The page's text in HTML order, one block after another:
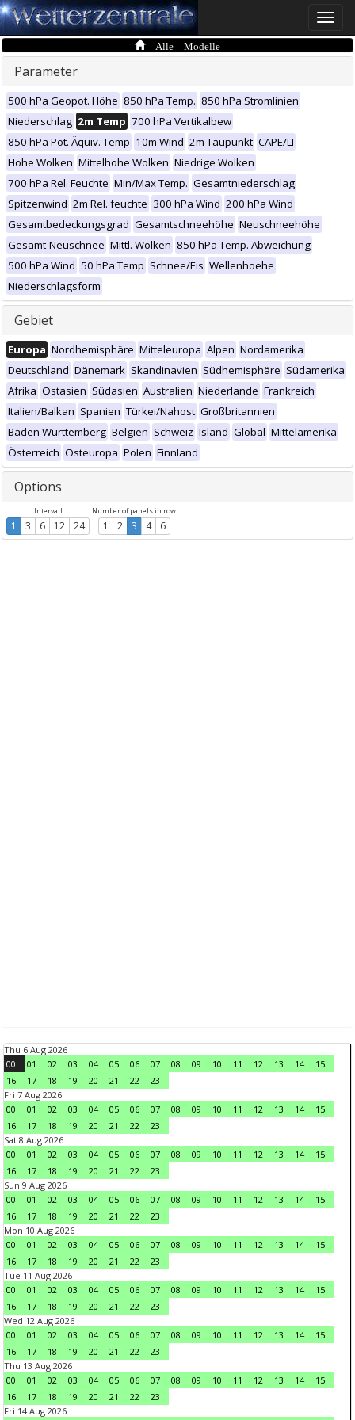
Toggle
Alle Modelle
Parameter
500 hPa Geopot. Höhe 850 hPa Temp. 850 hPa Stromlinien
Niederschlag 2m Temp 700 hPa Vertikalbew
850 hPa Pot. Äquiv. Temp 10m Wind 2m Taupunkt CAPE/LI
Hohe Wolken Mittelhohe Wolken Niedrige Wolken
700 hPa Rel. Feuchte Min/Max Temp. Gesamtniederschlag
Spitzenwind 2m Rel. feuchte 300 hPa Wind 200 hPa Wind
Gesamtbedeckungsgrad Gesamtschneehöhe Neuschneehöhe
Gesamt-Neuschnee Mittl. Wolken 850 hPa Temp. Abweichung
500 hPa Wind 50 hPa Temp Schnee/Eis Wellenhoehe
Niederschlagsform
Gebiet
Europa Nordhemisphäre Mitteleuropa Alpen Nordamerika
Deutschland Dänemark Skandinavien Südhemisphäre Südamerika
Afrika Ostasien Südasien Australien Niederlande Frankreich
Italien/Balkan Spanien Türkei/Nahost Großbritannien
Baden Württemberg Belgien Schweiz Island Global Mittelamerika
Österreich Osteuropa Polen Finnland
Options
Intervall
1 3 6 12 24
Number of panels in row
1 2 3 4 6
Thu 6 Aug 2026
00
01 02 03 04 05 06 07 08 09 10 11 12 13 14
15
16
17 18 19 20 21 22
23
Fri 7 Aug 2026
00
01 02 03 04 05 06 07 08 09 10 11 12 13 14
15
16
17 18 19 20 21 22
23
Sat 8 Aug 2026
00
01 02 03 04 05 06 07 08 09 10 11 12 13 14
15
16
17 18 19 20 21 22
23
Sun 9 Aug 2026
00
01 02 03 04 05 06 07 08 09 10 11 12 13 14
15
16
17 18 19 20 21 22
23
Mon 10 Aug 2026
00
01 02 03 04 05 06 07 08 09 10 11 12 13 14
15
16
17 18 19 20 21 22
23
Tue 11 Aug 2026
00
01 02 03 04 05 06 07 08 09 10 11 12 13 14
15
16
17 18 19 20 21 22
23
Wed 12 Aug 2026
00
01 02 03 04 05 06 07 08 09 10 11 12 13 14
15
16
17 18 19 20 21 22
23
Thu 13 Aug 2026
00
01 02 03 04 05 06 07 08 09 10 11 12 13 14
15
16
17 18 19 20 21 22
23
Fri 14 Aug 2026